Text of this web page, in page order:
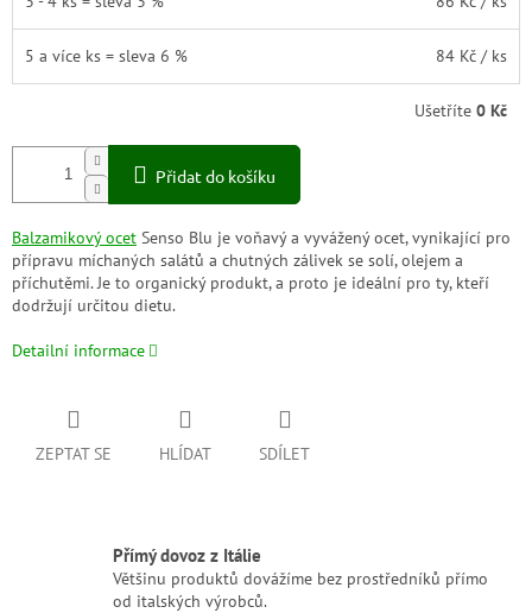
5 a více ks = sleva 6 % 84 Kč / ks
Ušetříte 0 Kč
Přidat do košíku
Balzamikový ocet Senso Blu je voňavý a vyvážený ocet, vynikající pro
přípravu míchaných salátů a chutných zálivek se solí, olejem a
příchutěmi. Je to organický produkt, a proto je ideální pro ty, kteří
dodržují určitou dietu.
Detailní informace
ZEPTAT SE HLÍDAT SDÍLET
Přímý dovoz z Itálie
Většinu produktů dovážíme bez prostředníků přímo
od italských výrobců.